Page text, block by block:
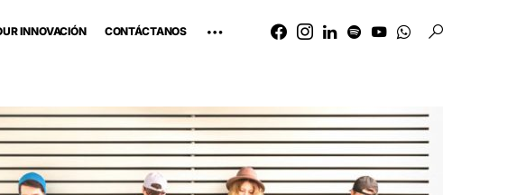
INNOVACIÓN CONTÁCTANOS